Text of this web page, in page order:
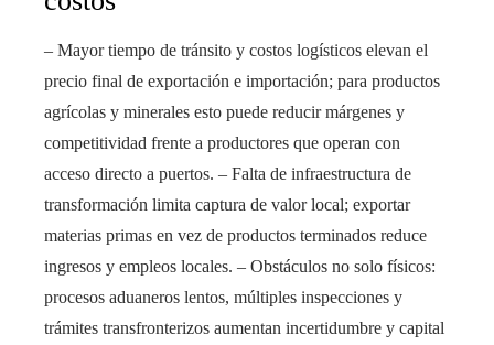
– Mayor tiempo de tránsito y costos logísticos elevan el
precio final de exportación e importación; para productos
agrícolas y minerales esto puede reducir márgenes y
competitividad frente a productores que operan con
acceso directo a puertos. – Falta de infraestructura de
transformación limita captura de valor local; exportar
materias primas en vez de productos terminados reduce
ingresos y empleos locales. – Obstáculos no solo físicos:
procesos aduaneros lentos, múltiples inspecciones y
trámites transfronterizos aumentan incertidumbre y capital